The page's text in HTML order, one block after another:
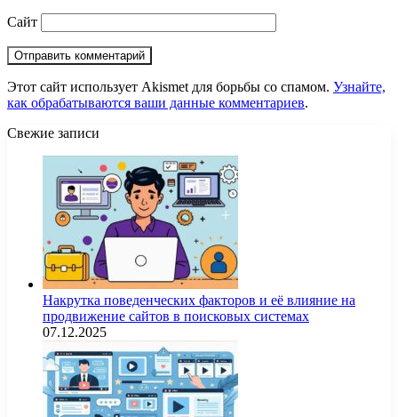
Сайт
Этот сайт использует Akismet для борьбы со спамом. Узнайте,
как обрабатываются ваши данные комментариев.
Свежие записи
Накрутка поведенческих факторов и её влияние на
продвижение сайтов в поисковых системах
07.12.2025